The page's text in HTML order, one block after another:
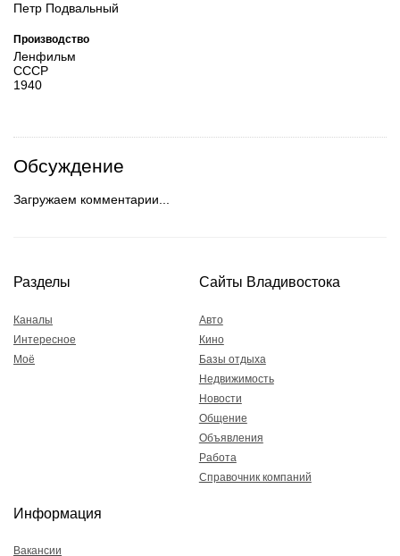
Петр Подвальный
Производство
Ленфильм
СССР
1940
Обсуждение
Загружаем комментарии...
Разделы
Каналы
Интересное
Моё
Сайты Владивостока
Авто
Кино
Базы отдыха
Недвижимость
Новости
Общение
Объявления
Работа
Справочник компаний
Информация
Вакансии